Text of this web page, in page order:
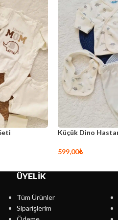
-6%
Palmiye Hastane Çıkış Seti
1.590,00₺
ÜYELİK
Tüm Ürünler
Siparişlerim